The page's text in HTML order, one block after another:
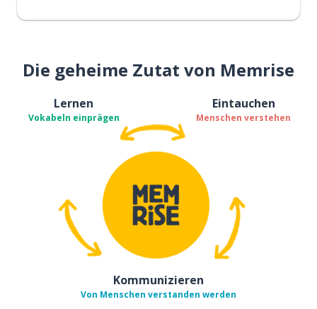
Die geheime Zutat von Memrise
Lernen
Vokabeln einprägen
Eintauchen
Menschen verstehen
Kommunizieren
Von Menschen verstanden werden